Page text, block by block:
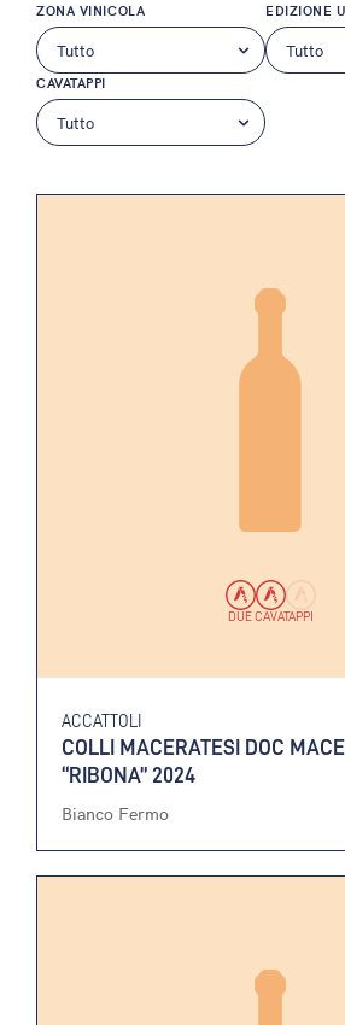
ZONA VINICOLA EDIZIONE
CAVATAPPI
DUE CAVATAPPI
ACCATTOLI
COLLI MACERATESI DOC
“RIBONA” 2024
Bianco Fermo